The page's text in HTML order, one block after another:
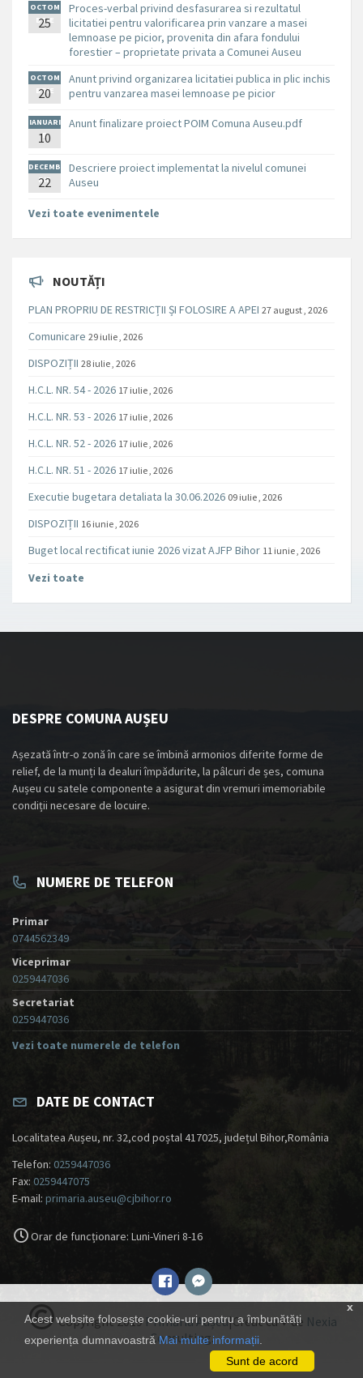
OCTOM
BRIE
25
Proces-verbal privind desfasurarea si rezultatul
licitatiei pentru valorificarea prin vanzare a masei
lemnoase pe picior, provenita din afara fondului
forestier – proprietate privata a Comunei Auseu
OCTOM
BRIE
20
Anunt privind organizarea licitatiei publica in plic inchis
pentru vanzarea masei lemnoase pe picior
IANUARI
E
10
Anunt finalizare proiect POIM Comuna Auseu.pdf
DECEMB
RIE
22
Descriere proiect implementat la nivelul comunei
Auseu
Vezi toate evenimentele
NOUTĂȚI
PLAN PROPRIU DE RESTRICȚII ȘI FOLOSIRE A APEI 27 august , 2026
Comunicare 29 iulie , 2026
DISPOZIȚII 28 iulie , 2026
H.C.L. NR. 54 - 2026 17 iulie , 2026
H.C.L. NR. 53 - 2026 17 iulie , 2026
H.C.L. NR. 52 - 2026 17 iulie , 2026
H.C.L. NR. 51 - 2026 17 iulie , 2026
Executie bugetara detaliata la 30.06.2026 09 iulie , 2026
DISPOZIȚII 16 iunie , 2026
Buget local rectificat iunie 2026 vizat AJFP Bihor 11 iunie , 2026
Vezi toate
x
Acest website folosește cookie-uri pentru a îmbunătăți
experiența dumnavoastrăMai multe informații
Sunt de acord
DESPRE COMUNA AUȘEU
Așezată într-o zonă în care se îmbină armonios diferite forme de
relief, de la munți la dealuri împădurite, la pâlcuri de șes, comuna
Aușeu cu satele componente a asigurat din vremuri imemoriabile
condiții necesare de locuire.
NUMERE DE TELEFON
Primar
0744562349
Viceprimar
0259447036
Secretariat
0259447036
Vezi toate numerele de telefon
DATE DE CONTACT
Localitatea Aușeu, nr. 32,cod poștal 417025, județul Bihor,România
Telefon: 0259447036
Fax: 0259447075
E-mail: primaria.auseu@cjbihor.ro
Orar de funcționare: Luni-Vineri 8-16
Copyright 2019 Primăria Aușeu|Creat cu ♥ de Nexia
Consulting.